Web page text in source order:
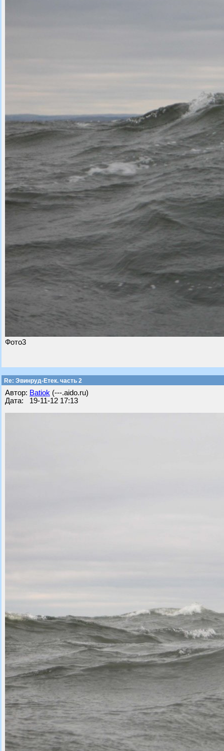
Фото3
Re: Эвинруд-Етек. часть 2
Автор: Batiok (---.aido.ru)
Дата: 19-11-12 17:13